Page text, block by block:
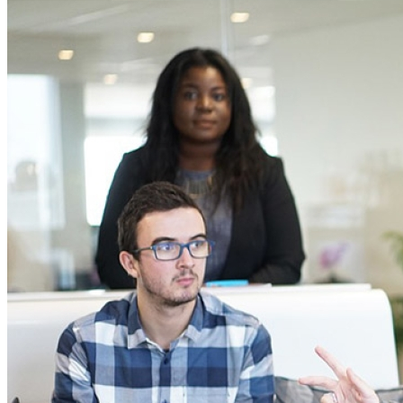
Лучшие Android Смартфоны 2023
Топ Недорогих Смартфонов: 5
Моделей До 300$